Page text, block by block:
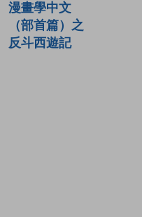
漫畫學中文
（部首篇）之
反斗西遊記